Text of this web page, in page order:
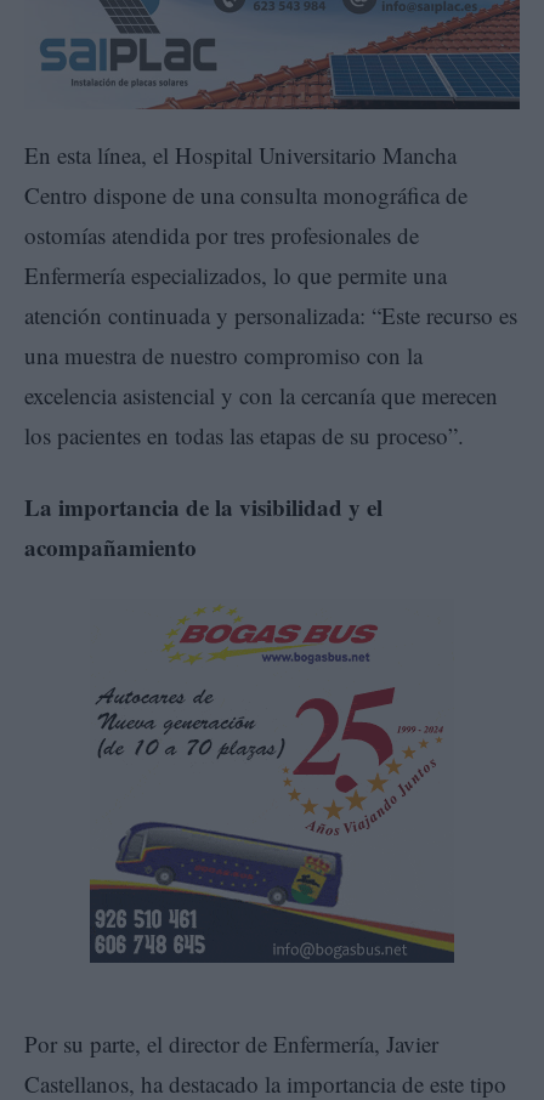
En esta línea, el Hospital Universitario Mancha
Centro dispone de una consulta monográfica de
ostomías atendida por tres profesionales de
Enfermería especializados, lo que permite una
atención continuada y personalizada: “Este recurso es
una muestra de nuestro compromiso con la
excelencia asistencial y con la cercanía que merecen
los pacientes en todas las etapas de su proceso”.
La importancia de la visibilidad y el
acompañamiento
Por su parte, el director de Enfermería, Javier
Castellanos, ha destacado la importancia de este tipo